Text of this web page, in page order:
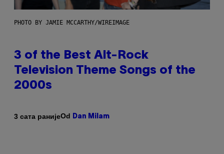
PHOTO BY JAMIE MCCARTHY/WIREIMAGE
3 of the Best Alt-Rock
Television Theme Songs of the
2000s
3 сата ранијеOd Dan Milam